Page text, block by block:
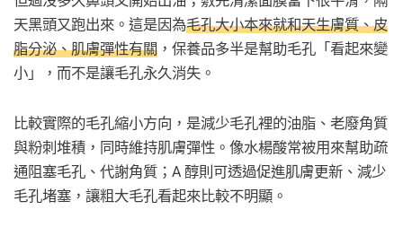
天黑頭又跑出來。這是因為毛孔大小本來就和天生膚質、皮
脂分泌、肌膚彈性有關 ，保養品多半是幫助毛孔「看起來變
小」，而不是讓毛孔永久消失。
比較實際的毛孔縮小方向，是減少毛孔裡的油脂、老廢角質
與粉刺堆積，同時維持肌膚彈性。像水楊酸常被用來幫助疏
通阻塞毛孔、代謝角質；A 醇則可透過促進肌膚更新、減少
毛孔堵塞，讓粗大毛孔看起來比較不明顯。